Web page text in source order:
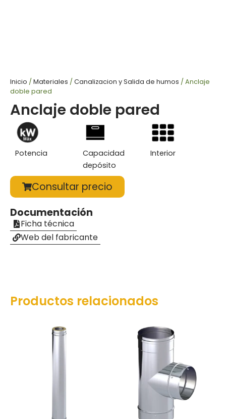
Inicio / Materiales / Canalizacion y Salida de humos / Anclaje
doble pared
Anclaje doble pared
Potencia
Capacidad
depósito
Interior
Consultar precio
Documentación
Ficha técnica
Web del fabricante
Productos relacionados